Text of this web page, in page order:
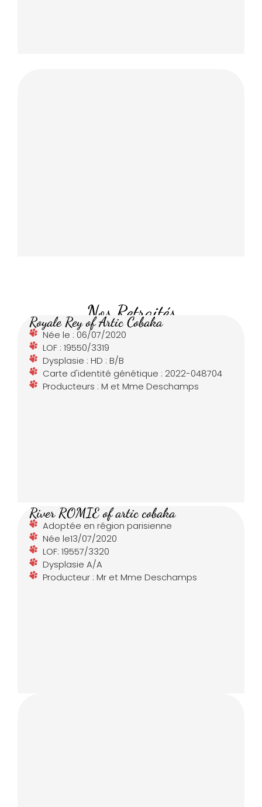
Nos Retraités
Royale Rey of Artic Cobaka
Née le : 06/07/2020
LOF : 19550/3319
Dysplasie : HD : B/B
Carte d'identité génétique : 2022-048704
Producteurs : M et Mme Deschamps
River ROMIE of artic cobaka
Adoptée en région parisienne
Née le13/07/2020
LOF: 19557/3320
Dysplasie A/A
Producteur : Mr et Mme Deschamps